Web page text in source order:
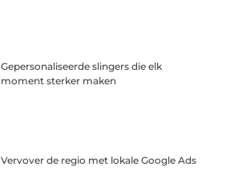
Gepersonaliseerde slingers die elk
moment sterker maken
Vervover de regio met lokale Google Ads